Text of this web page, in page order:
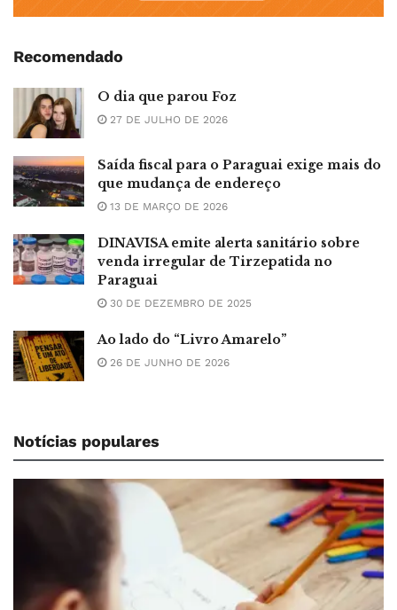
Recomendado
O dia que parou Foz
27 DE JULHO DE 2026
Saída fiscal para o Paraguai exige mais do
que mudança de endereço
13 DE MARÇO DE 2026
DINAVISA emite alerta sanitário sobre
venda irregular de Tirzepatida no
Paraguai
30 DE DEZEMBRO DE 2025
Ao lado do “Livro Amarelo”
26 DE JUNHO DE 2026
Notícias populares